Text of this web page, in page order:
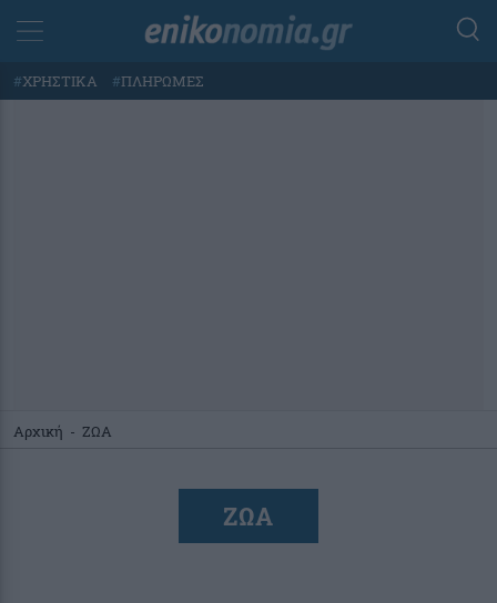
#ΧΡΗΣΤΙΚΑ #ΠΛΗΡΩΜΕΣ
Αρχική - ΖΩΑ
ΖΩΑ